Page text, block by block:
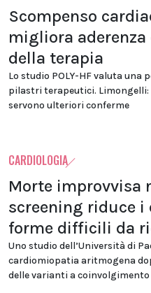
Scompenso
migliora
della terapia
Lo studio POLY-HF valuta
pilastri terapeutici.
servono ulteriori conferme
CARDIOLOGIA
Morte improvvisa
screening riduce i
forme difficili da
Uno studio dell’Università di
cardiomiopatia aritmogena
delle varianti a